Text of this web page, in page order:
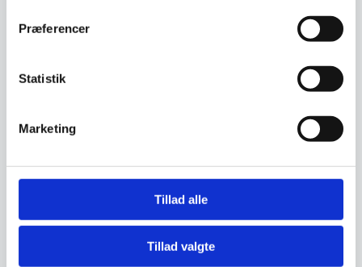
Præferencer
Statistik
Marketing
Tillad alle
Tillad valgte
dig glæde hver gang du står i køkkenet.
Har du spørgsmål til varen? Klik her